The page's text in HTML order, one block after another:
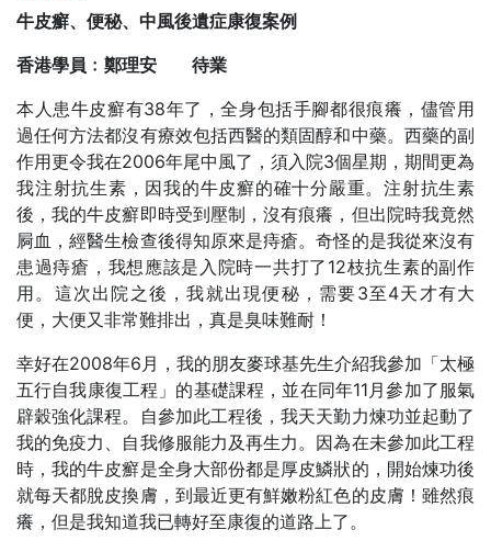
牛皮癬、便秘、中風後遺症康復案例
香港學員﹕鄭理安 待業
本人患牛皮癬有38年了，全身包括手腳都很痕癢，儘管用
過任何方法都沒有療效包括西醫的類固醇和中藥。西藥的副
作用更令我在2006年尾中風了，須入院3個星期，期間更為
我注射抗生素，因我的牛皮癬的確十分嚴重。注射抗生素
後，我的牛皮癬即時受到壓制，沒有痕癢，但出院時我竟然
屙血，經醫生檢查後得知原來是痔瘡。奇怪的是我從來沒有
患過痔瘡，我想應該是入院時一共打了12枝抗生素的副作
用。這次出院之後，我就出現便秘，需要3至4天才有大
便，大便又非常難排出，真是臭味難耐！
幸好在2008年6月，我的朋友麥球基先生介紹我參加「太極
五行自我康復工程」的基礎課程，並在同年11月參加了服氣
辟穀強化課程。自參加此工程後，我天天勤力煉功並起動了
我的免疫力、自我修服能力及再生力。因為在未參加此工程
時，我的牛皮癬是全身大部份都是厚皮鱗狀的，開始煉功後
就每天都脫皮換膚，到最近更有鮮嫩粉紅色的皮膚！雖然痕
癢，但是我知道我已轉好至康復的道路上了。